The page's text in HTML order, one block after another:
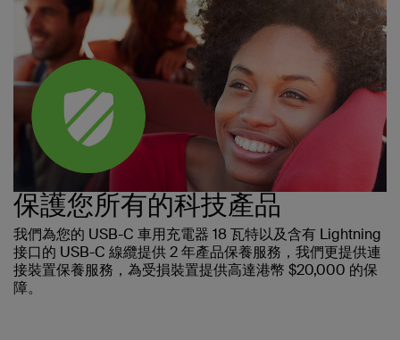
保護您所有的科技產品
我們為您的 USB-C 車用充電器 18 瓦特以及含有 Lightning
接口的 USB-C 線纜提供 2 年產品保養服務，我們更提供連
接裝置保養服務，為受損裝置提供高達港幣 $20,000 的保
障。